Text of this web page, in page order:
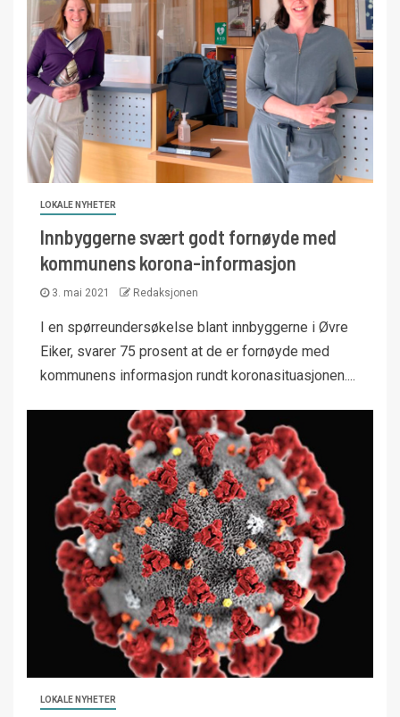
LOKALE NYHETER
Innbyggerne svært godt fornøyde med
kommunens korona-informasjon
3. mai 2021 Redaksjonen
I en spørreundersøkelse blant innbyggerne i Øvre
Eiker, svarer 75 prosent at de er fornøyde med
kommunens informasjon rundt koronasituasjonen....
LOKALE NYHETER